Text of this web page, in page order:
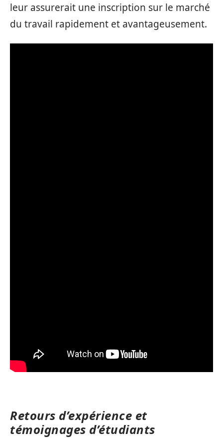
leur assurerait une inscription sur le marché
du travail rapidement et avantageusement.
Retours d’expérience et
témoignages d’étudiants